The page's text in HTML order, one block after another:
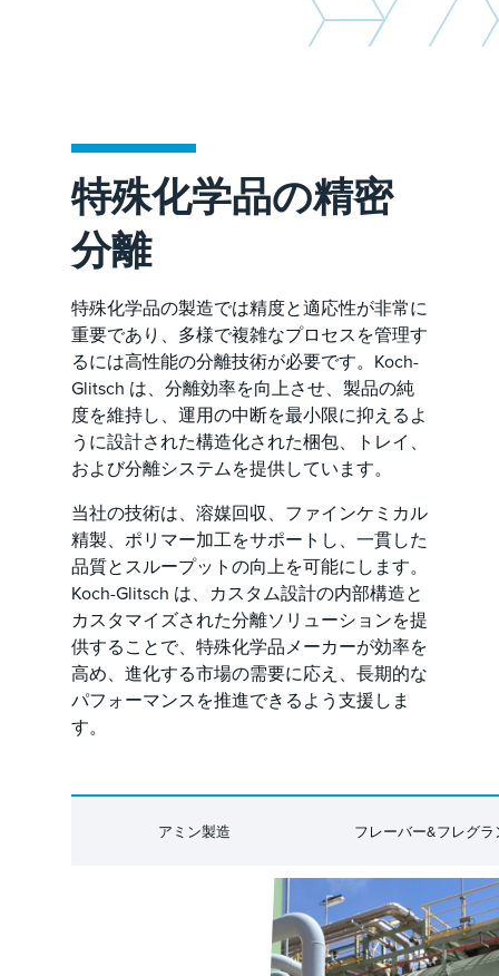
特殊化学品の精密
分離
特殊化学品の製造では精度と適応性が非常に
重要であり、多様で複雑なプロセスを管理す
るには高性能の分離技術が必要です。Koch-
Glitsch は、分離効率を向上させ、製品の純
度を維持し、運用の中断を最小限に抑えるよ
うに設計された構造化された梱包、トレイ、
および分離システムを提供しています。
当社の技術は、溶媒回収、ファインケミカル
精製、ポリマー加工をサポートし、一貫した
品質とスループットの向上を可能にします。
Koch-Glitsch は、カスタム設計の内部構造と
カスタマイズされた分離ソリューションを提
供することで、特殊化学品メーカーが効率を
高め、進化する市場の需要に応え、長期的な
パフォーマンスを推進できるよう支援しま
す。
アミン製造 フレーバー&フレグラ